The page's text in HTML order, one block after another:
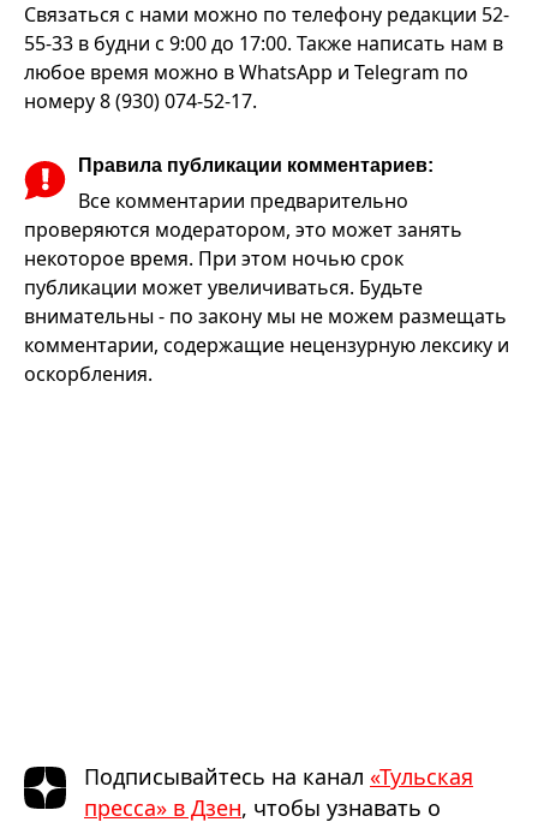
Связаться с нами можно по телефону редакции 52-
55-33 в будни с 9:00 до 17:00. Также написать нам в
любое время можно в WhatsApp и Telegram по
номеру 8 (930) 074-52-17.
Правила публикации комментариев:
Все комментарии предварительно
проверяются модератором, это может занять
некоторое время. При этом ночью срок
публикации может увеличиваться. Будьте
внимательны - по закону мы не можем размещать
комментарии, содержащие нецензурную лексику и
оскорбления.
Подписывайтесь на канал «Тульская
пресса» в Дзен, чтобы узнавать о